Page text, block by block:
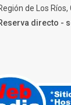
de Los Ríos,
directo -